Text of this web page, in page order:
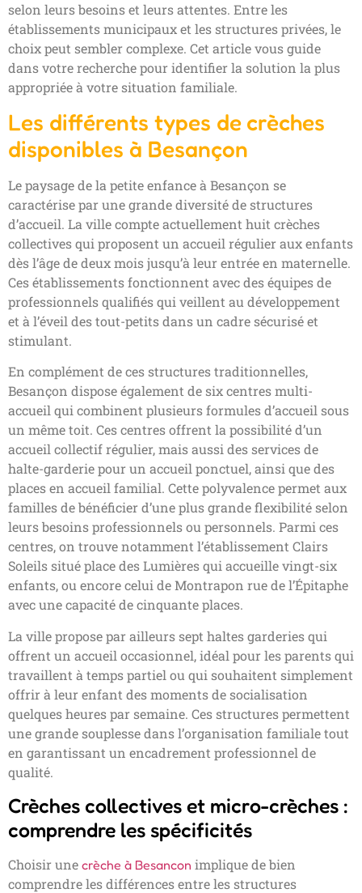
selon leurs besoins et leurs attentes. Entre les
établissements municipaux et les structures privées, le
choix peut sembler complexe. Cet article vous guide
dans votre recherche pour identifier la solution la plus
appropriée à votre situation familiale.
Les différents types de crèches
disponibles à Besançon
Le paysage de la petite enfance à Besançon se
caractérise par une grande diversité de structures
d’accueil. La ville compte actuellement huit crèches
collectives qui proposent un accueil régulier aux enfants
dès l’âge de deux mois jusqu’à leur entrée en maternelle.
Ces établissements fonctionnent avec des équipes de
professionnels qualifiés qui veillent au développement
et à l’éveil des tout-petits dans un cadre sécurisé et
stimulant.
En complément de ces structures traditionnelles,
Besançon dispose également de six centres multi-
accueil qui combinent plusieurs formules d’accueil sous
un même toit. Ces centres offrent la possibilité d’un
accueil collectif régulier, mais aussi des services de
halte-garderie pour un accueil ponctuel, ainsi que des
places en accueil familial. Cette polyvalence permet aux
familles de bénéficier d’une plus grande flexibilité selon
leurs besoins professionnels ou personnels. Parmi ces
centres, on trouve notamment l’établissement Clairs
Soleils situé place des Lumières qui accueille vingt-six
enfants, ou encore celui de Montrapon rue de l’Épitaphe
avec une capacité de cinquante places.
La ville propose par ailleurs sept haltes garderies qui
offrent un accueil occasionnel, idéal pour les parents qui
travaillent à temps partiel ou qui souhaitent simplement
offrir à leur enfant des moments de socialisation
quelques heures par semaine. Ces structures permettent
une grande souplesse dans l’organisation familiale tout
en garantissant un encadrement professionnel de
qualité.
Crèches collectives et micro-crèches :
comprendre les spécificités
Choisir une crèche à Besancon implique de bien
comprendre les différences entre les structures